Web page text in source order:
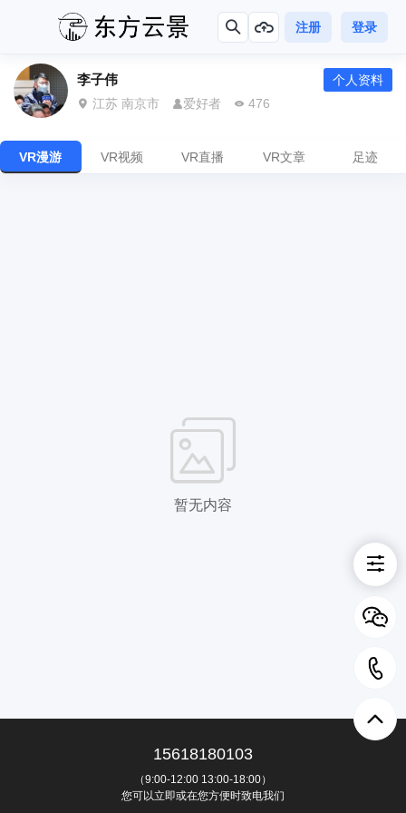
注册 登录
李子伟
江苏 南京市 爱好者 476
个人资料
VR漫游 VR视频 VR直播 VR文章 足迹
暂无内容
15618180103
（9:00-12:00 13:00-18:00）
您可以立即或在您方便时致电我们